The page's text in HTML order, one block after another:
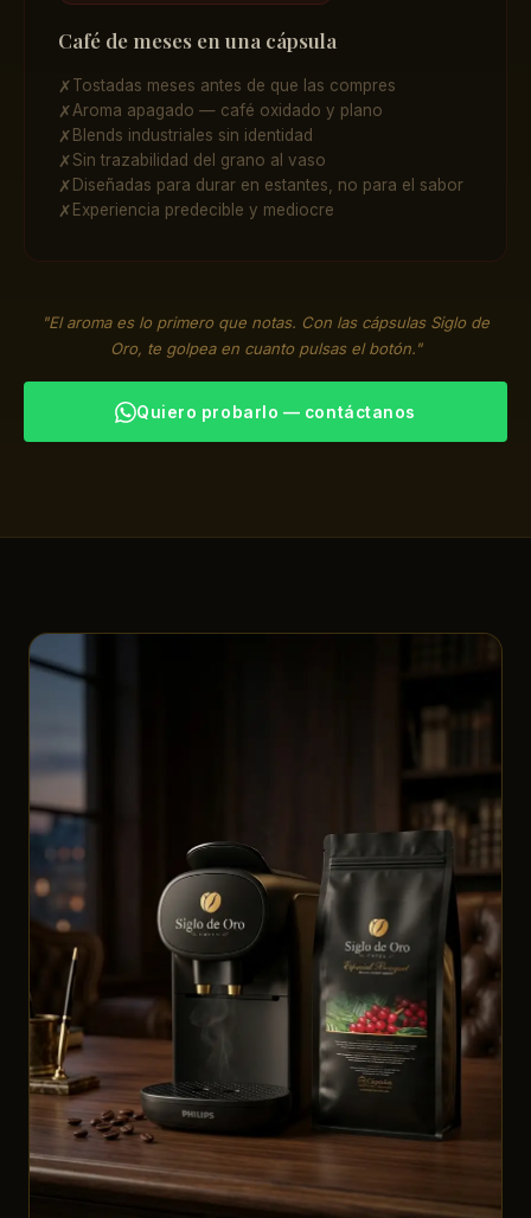
Café de meses en una cápsula
✗Tostadas meses antes de que las compres
✗Aroma apagado — café oxidado y plano
✗ Blends industriales sin identidad
✗Sin trazabilidad del grano al vaso
✗ Diseñadas para durar en estantes, no para el sabor
✗ Experiencia predecible y mediocre
"El aroma es lo primero que notas. Con las cápsulas Siglo de
Oro, te golpea en cuanto pulsas el botón."
Quiero probarlo — contáctanos